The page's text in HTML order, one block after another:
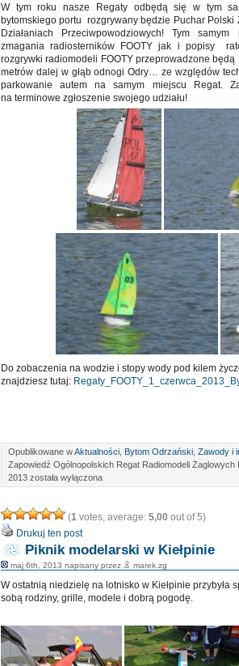
W tym roku nasze Regaty odbędą się w tym
bytomskiego portu rozgrywany będzie Puchar Polski
Działaniach Przeciwpowodziowych! Tym
zmagania radiosterników FOOTY jak i popisy
rozgrywki radiomodeli FOOTY przeprowadzone
metrów dalej w głąb odnogi Odry… ze względów
parkowanie autem na samym miejscu Regat.
na terminowe zgłoszenie swojego udziału!
Do zobaczenia na wodzie i stopy wody pod kilem
znajdziesz tutaj:
Opublikowane wAktualności Bytom Odrzański Zawody i
Zapowiedź Ogólnopolskich Regat Radiomodeli
2013 została wyłączona
(1 votes, average: 5,00 out of 5)
Drukuj ten post
Piknik modelarski w Kiełpinie
maj 6th, 2013 napisany przez marek.zg
W ostatnią niedzielę na lotnisko w Kiełpinie przybyła
sobą rodziny, grille, modele i dobrą pogodę.